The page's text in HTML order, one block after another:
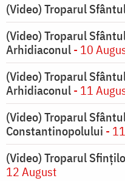
(Video) Troparul
(Video) Troparul
Arhidiaconul- 10
(Video) Troparul
Arhidiaconul- 11
(Video) Troparul
Constantinopolului -
(Video) Troparul
12 August